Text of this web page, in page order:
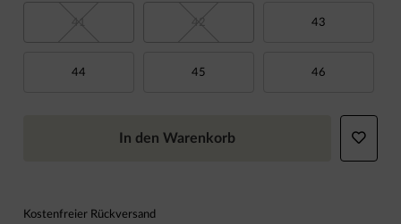
43
44 45 46
In den Warenkorb
Kostenfreier Rückversand